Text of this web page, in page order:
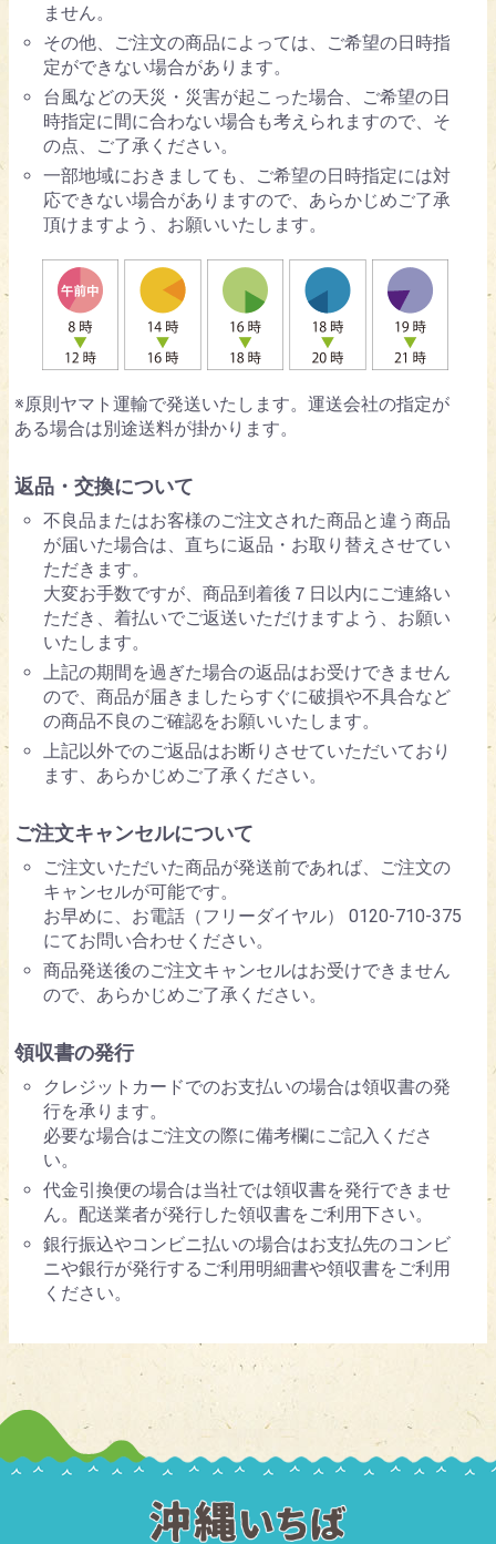
ません。
その他、ご注文の商品によっては、ご希望の日時指
定ができない場合があります。
台風などの天災・災害が起こった場合、ご希望の日
時指定に間に合わない場合も考えられますので、そ
の点、ご了承ください。
一部地域におきましても、ご希望の日時指定には対
応できない場合がありますので、あらかじめご了承
頂けますよう、お願いいたします。
※原則ヤマト運輸で発送いたします。運送会社の指定が
ある場合は別途送料が掛かります。
返品・交換について
不良品またはお客様のご注文された商品と違う商品
が届いた場合は、直ちに返品・お取り替えさせてい
ただきます。
大変お手数ですが、商品到着後７日以内にご連絡い
ただき、着払いでご返送いただけますよう、お願い
いたします。
上記の期間を過ぎた場合の返品はお受けできません
ので、商品が届きましたらすぐに破損や不具合など
の商品不良のご確認をお願いいたします。
上記以外でのご返品はお断りさせていただいており
ます、あらかじめご了承ください。
ご注文キャンセルについて
ご注文いただいた商品が発送前であれば、ご注文の
キャンセルが可能です。
お早めに、お電話（フリーダイヤル） 0120-710-375
にてお問い合わせください。
商品発送後のご注文キャンセルはお受けできません
ので、あらかじめご了承ください。
領収書の発行
クレジットカードでのお支払いの場合は領収書の発
行を承ります。
必要な場合はご注文の際に備考欄にご記入くださ
い。
代金引換便の場合は当社では領収書を発行できませ
ん。配送業者が発行した領収書をご利用下さい。
銀行振込やコンビニ払いの場合はお支払先のコンビ
ニや銀行が発行するご利用明細書や領収書をご利用
ください。